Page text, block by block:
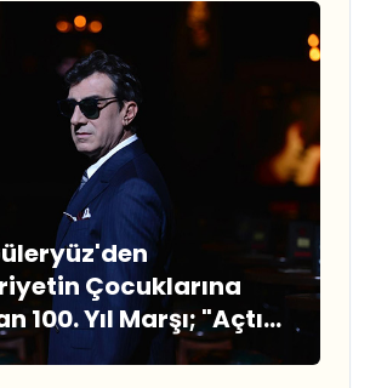
Çocuklarına
100. Yıl Marşı; "Açtık